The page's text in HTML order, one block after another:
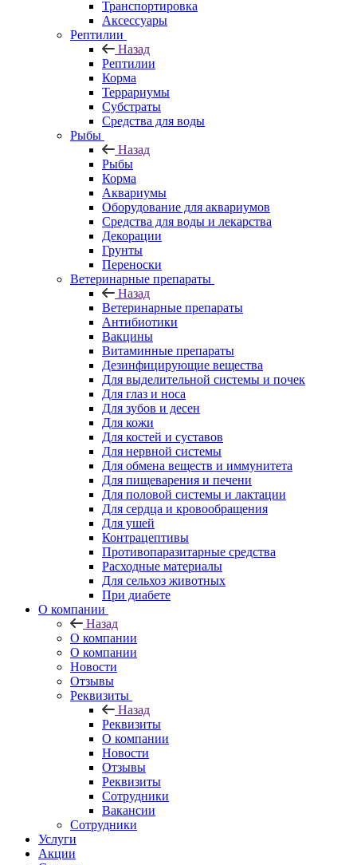
Транспортировка
Аксессуары
Рептилии
Назад
Рептилии
Корма
Террариумы
Субстраты
Средства для воды
Рыбы
Назад
Рыбы
Корма
Аквариумы
Оборудование для аквариумов
Средства для воды и лекарства
Декорации
Грунты
Переноски
Ветеринарные препараты
Назад
Ветеринарные препараты
Антибиотики
Вакцины
Витаминные препараты
Дезинфицирующие вещества
Для выделительной системы и почек
Для глаз и носа
Для зубов и десен
Для кожи
Для костей и суставов
Для нервной системы
Для обмена веществ и иммунитета
Для пищеварения и печени
Для половой системы и лактации
Для сердца и кровообращения
Для ушей
Контрацептивы
Противопаразитарные средства
Расходные материалы
Для сельхоз животных
При диабете
О компании
Назад
О компании
О компании
Новости
Отзывы
Реквизиты
Назад
Реквизиты
О компании
Новости
Отзывы
Реквизиты
Сотрудники
Вакансии
Сотрудники
Услуги
Акции